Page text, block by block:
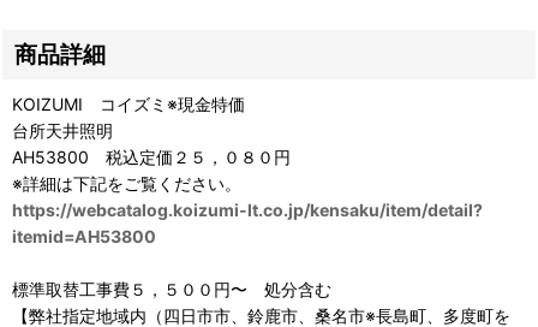
商品詳細
KOIZUMI コイズミ※現金特価
台所天井照明
AH53800 税込定価２５，０８０円
※詳細は下記をご覧ください。
https://webcatalog.koizumi-lt.co.jp/kensaku/item/detail?
itemid=AH53800
標準取替工事費５，５００円〜 処分含む
【弊社指定地域内（四日市市、鈴鹿市、桑名市※長島町、多度町を